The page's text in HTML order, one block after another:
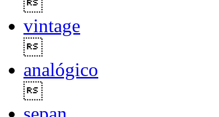
vintage
analógico